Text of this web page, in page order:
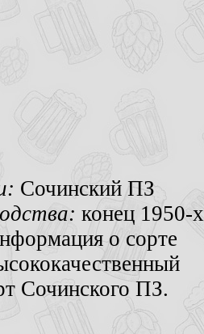
Сочинский ПЗ
конец 1950-
о сорте
Сочинского ПЗ.